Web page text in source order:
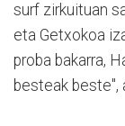
surf zirkuituan
eta Getxokoa
proba bakarra,
besteak beste",